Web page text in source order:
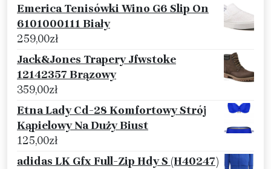
Emerica Tenisówki Wino G6 Slip On
6101000111 Biały
259,00zł
Jack&Jones Trapery Jfwstoke
12142357 Brązowy
359,00zł
Etna Lady Cd-28 Komfortowy Strój
Kąpielowy Na Duży Biust
125,00zł
adidas LK Gfx Full-Zip Hdy S (H40247)